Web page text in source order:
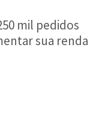
mil pedidos
sua renda